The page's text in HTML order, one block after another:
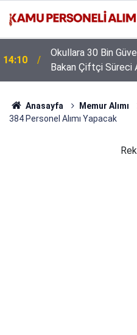
14:10
Okullara 30 Bin
Bakan Çiftçi Süreci
Çevrildi
Anasayfa Memur Alımı
384 Personel Alımı Yapacak